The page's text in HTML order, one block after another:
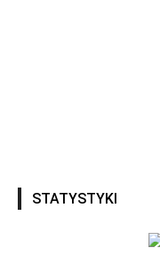
STATYSTYKI